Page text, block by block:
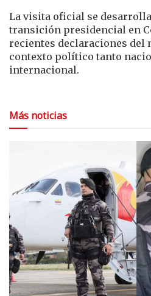
La visita oficial se
transición presidencial en
recientes declaraciones del
contexto político tanto
internacional.
Más noticias